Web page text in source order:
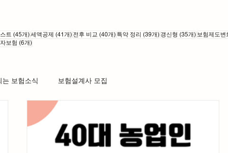
트 (45개)게시물 45개
세액공제 (41개)게시물 41개
전후 비교 (40개)게시물 40개
특약 정리 (39개)게시물 39개
갱신형 (35개)게시물 35개
보험제도변
6개
보험 (6개)게시물 6개
는 보험소식 보험설계사 모집